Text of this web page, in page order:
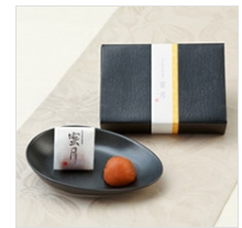
ご案内
初めての方へ
配送について